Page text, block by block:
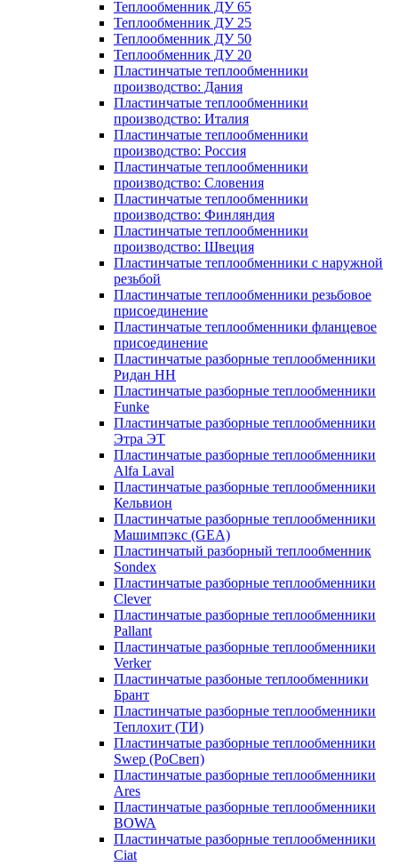
Теплообменник ДУ 65
Теплообменник ДУ 25
Теплообменник ДУ 50
Теплообменник ДУ 20
Пластинчатые теплообменники
производство: Дания
Пластинчатые теплообменники
производство: Италия
Пластинчатые теплообменники
производство: Россия
Пластинчатые теплообменники
производство: Словения
Пластинчатые теплообменники
производство: Финляндия
Пластинчатые теплообменники
производство: Швеция
Пластинчатые теплообменники с наружной
резьбой
Пластинчатые теплообменники резьбовое
присоединение
Пластинчатые теплообменники фланцевое
присоединение
Пластинчатые разборные теплообменники
Ридан НН
Пластинчатые разборные теплообменники
Funke
Пластинчатые разборные теплообменники
Этра ЭТ
Пластинчатые разборные теплообменники
Alfa Laval
Пластинчатые разборные теплообменники
Кельвион
Пластинчатые разборные теплообменники
Машимпэкс (GEA)
Пластинчатый разборный теплообменник
Sondex
Пластинчатые разборные теплообменники
Clever
Пластинчатые разборные теплообменники
Pallant
Пластинчатые разборные теплообменники
Verker
Пластинчатые разбоные теплообменники
Брант
Пластинчатые разборные теплообменники
Теплохит (ТИ)
Пластинчатые разборные теплообменники
Swep (РоСвеп)
Пластинчатые разборные теплообменники
Ares
Пластинчатые разборные теплообменники
BOWA
Пластинчатые разборные теплообменники
Ciat